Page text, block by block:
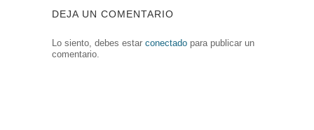
DEJA UN COMENTARIO
Lo siento, debes estar conectado para publicar un
comentario.